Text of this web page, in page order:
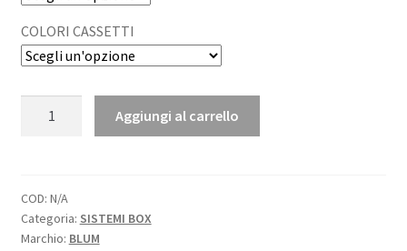
COLORI CASSETTI
Aggiungi al carrello
COD: N/A
Categoria: SISTEMI BOX
Marchio: BLUM